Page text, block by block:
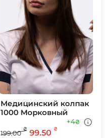
Медицинский колпак
1000 Морковный
199.00
₴ 99.50 ₴
+4₴